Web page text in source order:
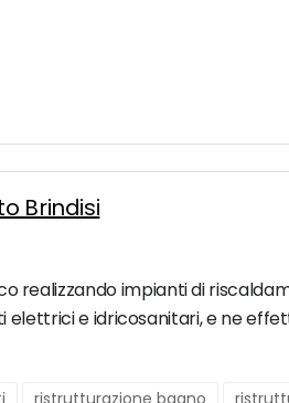
Brindisi
realizzando impianti di
elettrici e idricosanitari, e ne